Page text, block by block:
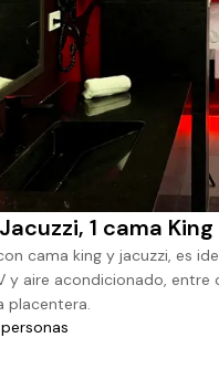
1 cama King
cama king y jacuzzi, es
y aire acondicionado, entre
placentera.